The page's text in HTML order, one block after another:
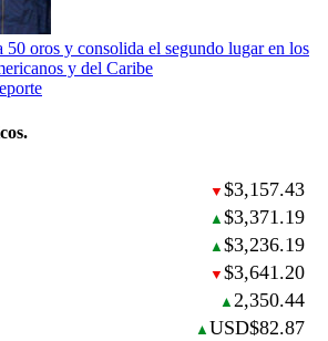
50 oros y consolida el segundo lugar en los
y del Caribe
▼ $3,157.43
▲ $3,371.19
▲ $3,236.19
▼ $3,641.20
▲ 2,350.44
▲ USD$82.87